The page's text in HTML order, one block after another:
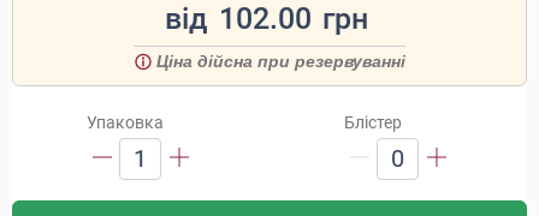
від 102.00 грн
Ціна дійсна при резервуванні
Упаковка
1
Блістер
0